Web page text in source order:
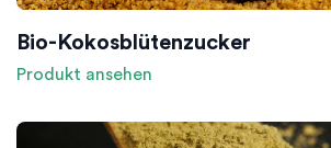
Bio-Kokosblütenzucker
Produkt ansehen